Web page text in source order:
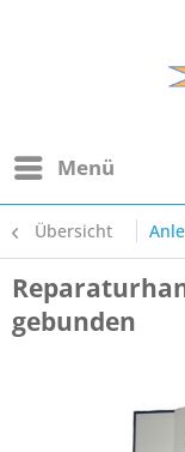
Menü
Übersicht
gebunden